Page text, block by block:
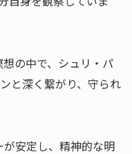
の中で、シュリ・パ
と深く繋がり、守られ
安定し、精神的な明